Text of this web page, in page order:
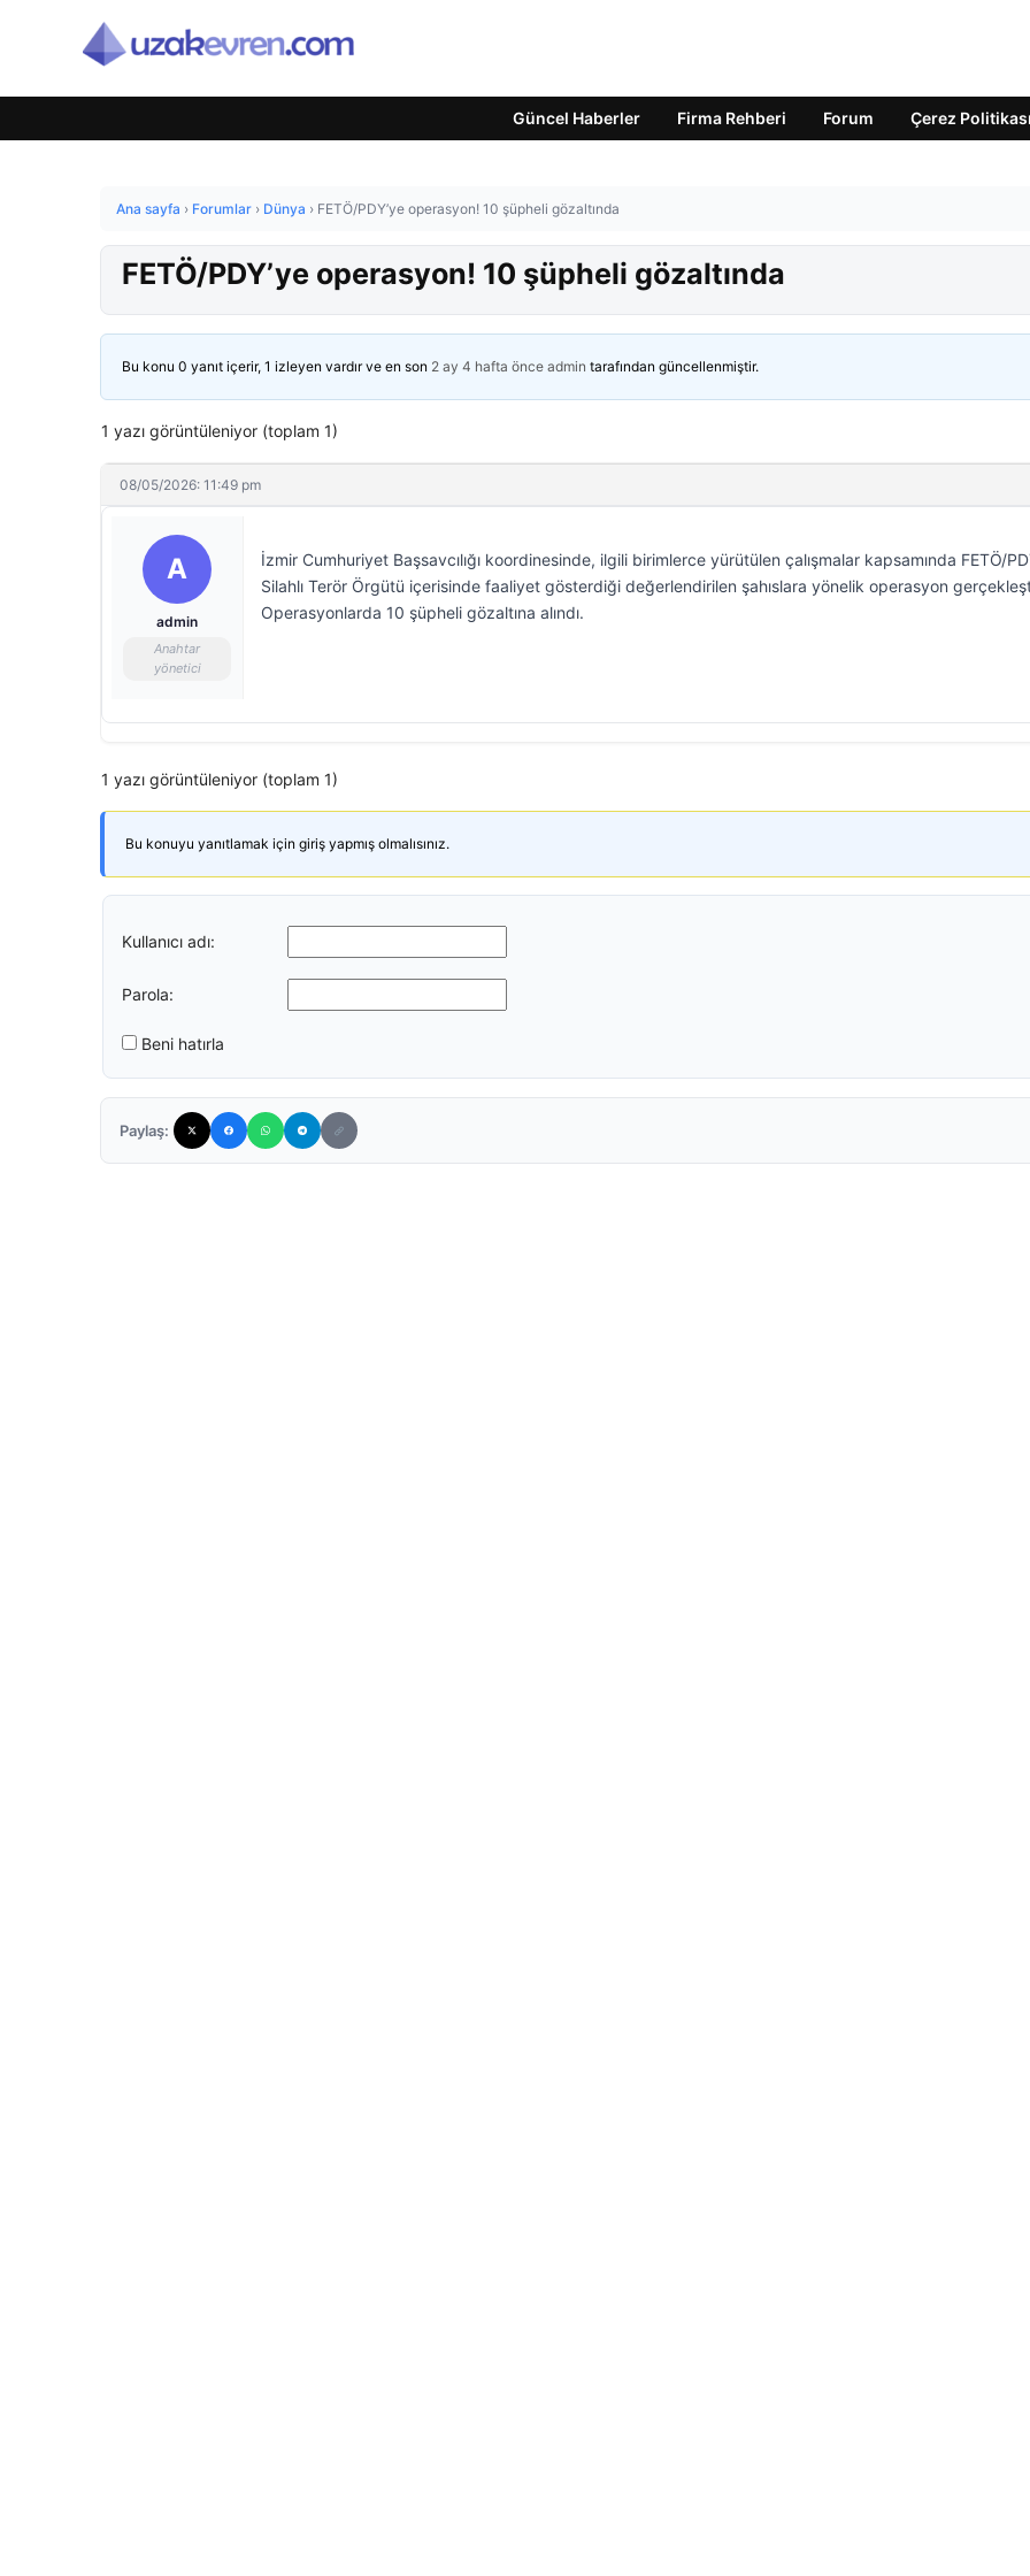
Güncel Haberler Firma Rehberi Forum Çerez Politikası
Ana sayfa › Forumlar › Dünya › FETÖ/PDY’ye operasyon! 10 şüpheli gözaltında
FETÖ/PDY’ye operasyon! 10 şüpheli gözaltında
Bu konu 0 yanıt içerir, 1 izleyen vardır ve en son 2 ay 4 hafta önce admin tarafından güncellenmiştir.
1 yazı görüntüleniyor (toplam 1)
08/05/2026: 11:49 pm
A
admin
Anahtar
yönetici
İzmir Cumhuriyet Başsavcılığı koordinesinde, ilgili birimlerce yürütülen çalışmalar kapsamında FETÖ/
Silahlı Terör Örgütü içerisinde faaliyet gösterdiği değerlendirilen şahıslara yönelik operasyon
Operasyonlarda 10 şüpheli gözaltına alındı.
1 yazı görüntüleniyor (toplam 1)
Bu konuyu yanıtlamak için giriş yapmış olmalısınız.
Kullanıcı adı:
Parola:
Beni hatırla
Paylaş: